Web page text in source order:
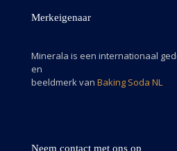
Merkeigenaar
Minerala is een internationaal
en
beeldmerk van Baking Soda NL
Neem contact met ons op